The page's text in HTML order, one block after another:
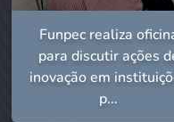
Funpec realiza
para discutir ações
inovação em
p...